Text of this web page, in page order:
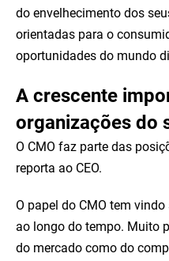
do envelhecimento dos
orientadas para o
oportunidades do mundo
A crescente
organizações do
O CMO faz parte das
reporta ao CEO.
O papel do CMO tem
ao longo do tempo. Muito
do mercado como do